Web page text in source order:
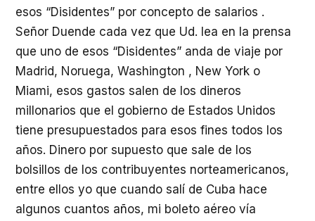
esos “Disidentes” por concepto de salarios .
Señor Duende cada vez que Ud. lea en la prensa
que uno de esos “Disidentes” anda de viaje por
Madrid, Noruega, Washington , New York o
Miami, esos gastos salen de los dineros
millonarios que el gobierno de Estados Unidos
tiene presupuestados para esos fines todos los
años. Dinero por supuesto que sale de los
bolsillos de los contribuyentes norteamericanos,
entre ellos yo que cuando salí de Cuba hace
algunos cuantos años, mi boleto aéreo vía